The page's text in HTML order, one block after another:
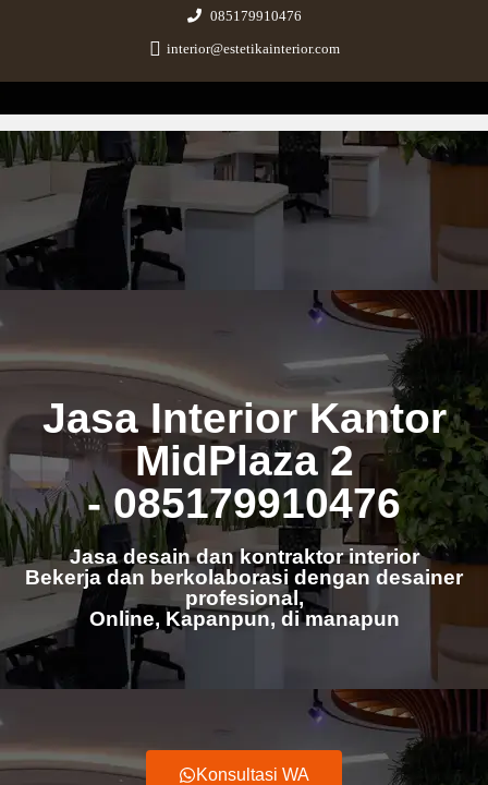
085179910476
interior@estetikainterior.com
Estetika Interior
Design & Build Consultant
Jasa Interior Kantor
MidPlaza 2
- 085179910476
Jasa desain dan kontraktor interior
Bekerja dan berkolaborasi dengan desainer
profesional,
Online, Kapanpun, di manapun
Konsultasi WA